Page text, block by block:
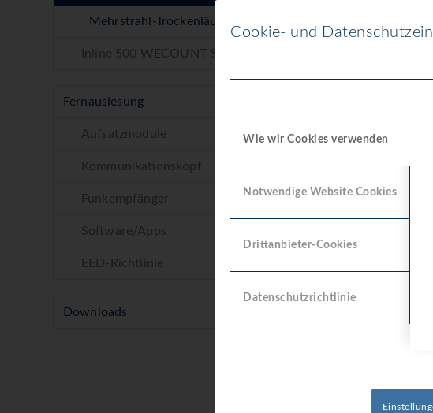
Cookie- und
Wie wir Cookies verwenden
Notwendige Website Cookies
Drittanbieter-Cookies
Datenschutzrichtlinie
Downloads:
Mehrstrahl-Trockenläufer
Inline 500 WECOUNT-S
Fernauslesung
Aufsatzmodule
Kommunikationskopf
Funkempfänger
Software/Apps
EED-Richtlinie
Downloads